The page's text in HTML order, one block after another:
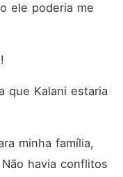
ele poderia me
que Kalani estaria
minha família,
havia conflitos